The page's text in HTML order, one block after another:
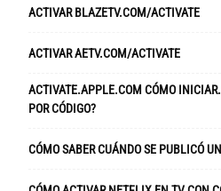
ACTIVAR BLAZETV.COM/ACTIVATE
ACTIVAR AETV.COM/ACTIVATE
ACTIVATE.APPLE.COM CÓMO
POR CÓDIGO?
CÓMO SABER CUÁNDO SE PUBLICÓ